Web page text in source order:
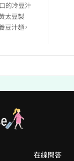
的冷豆汁
太豆製
豆汁麵，
在線問答